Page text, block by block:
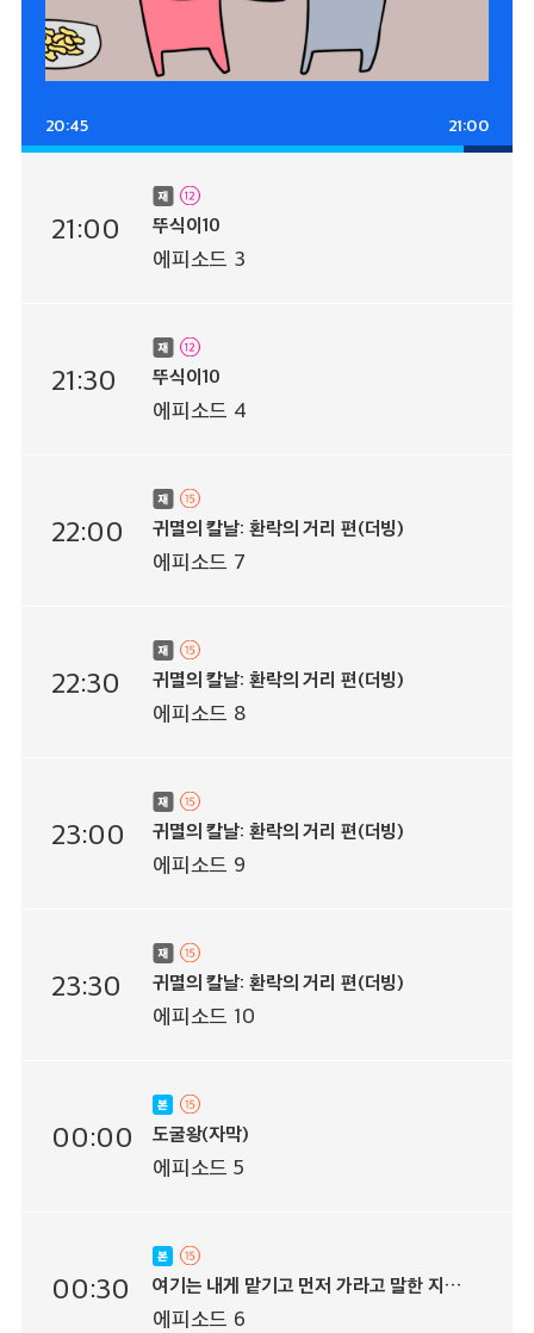
20:45 21:00
21:00 뚜식이10
에피소드 3
21:30 뚜식이10
에피소드 4
22:00 귀멸의 칼날: 환락의 거리 편(더빙)
에피소드 7
22:30 귀멸의 칼날: 환락의 거리 편(더빙)
에피소드 8
23:00 귀멸의 칼날: 환락의 거리 편(더빙)
에피소드 9
23:30 귀멸의 칼날: 환락의 거리 편(더빙)
에피소드 10
00:00 도굴왕(자막)
에피소드 5
00:30
여기는 내게 맡기고 먼저 가라고 말한 지
10년이 지났더니 전설이 되어 있었다
에피소드 6